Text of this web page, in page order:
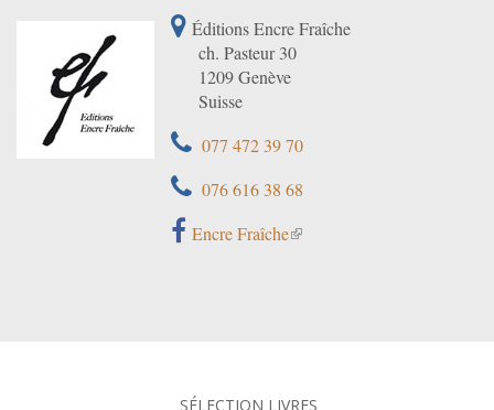
Éditions Encre Fraîche
ch. Pasteur 30
1209 Genève
Suisse
077 472 39 70
076 616 38 68
Encre Fraîche
SÉLECTION LIVRES